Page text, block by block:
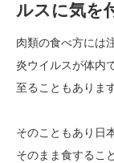
ルスに気を
肉類の食べ方には
炎ウイルスが体内
至ることもあります
そのこともあり日
そのまま食するこ